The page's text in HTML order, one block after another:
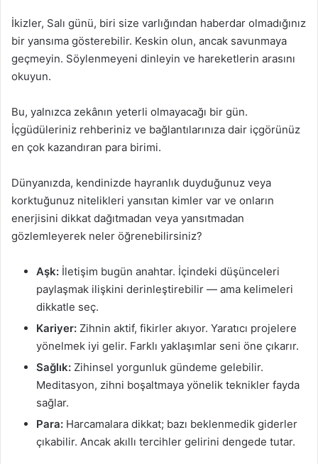
İkizler, Salı günü, biri size varlığından haberdar olmadığınız
bir yansıma gösterebilir. Keskin olun, ancak savunmaya
geçmeyin. Söylenmeyeni dinleyin ve hareketlerin arasını
okuyun.
Bu, yalnızca zekânın yeterli olmayacağı bir gün.
İçgüdüleriniz rehberiniz ve bağlantılarınıza dair içgörünüz
en çok kazandıran para birimi.
Dünyanızda, kendinizde hayranlık duyduğunuz veya
korktuğunuz nitelikleri yansıtan kimler var ve onların
enerjisini dikkat dağıtmadan veya yansıtmadan
gözlemleyerek neler öğrenebilirsiniz?
Aşk: İletişim bugün anahtar. İçindeki düşünceleri
paylaşmak ilişkini derinleştirebilir — ama kelimeleri
dikkatle seç.
Kariyer: Zihnin aktif, fikirler akıyor. Yaratıcı projelere
yönelmek iyi gelir. Farklı yaklaşımlar seni öne çıkarır.
Sağlık: Zihinsel yorgunluk gündeme gelebilir.
Meditasyon, zihni boşaltmaya yönelik teknikler fayda
sağlar.
Para: Harcamalara dikkat; bazı beklenmedik giderler
çıkabilir. Ancak akıllı tercihler gelirini dengede tutar.